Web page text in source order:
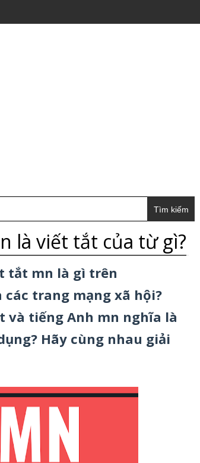
Tìm kiếm
là viết tắt của từ gì?
tắt mn là gì trên
các trang mạng xã hội?
và tiếng Anh mn nghĩa là
Hãy cùng nhau giải